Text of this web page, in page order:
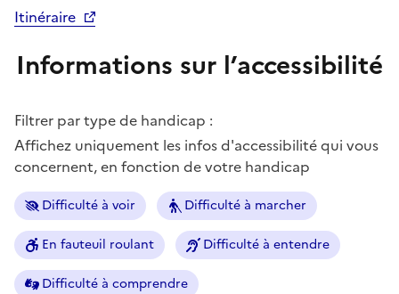
Itinéraire
Informations sur l’accessibilité
Filtrer par type de handicap :
Affichez uniquement les infos d'accessibilité qui vous
concernent, en fonction de votre handicap
Difficulté à voir Difficulté à marcher
En fauteuil roulant Difficulté à entendre
Difficulté à comprendre